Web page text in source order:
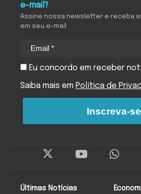
Últimas Notícias
e-mail?
Assine nossa newsletter e receba
em seu e-mail
Eu concordo em receber
Saiba mais em Política de
Inscreva-se